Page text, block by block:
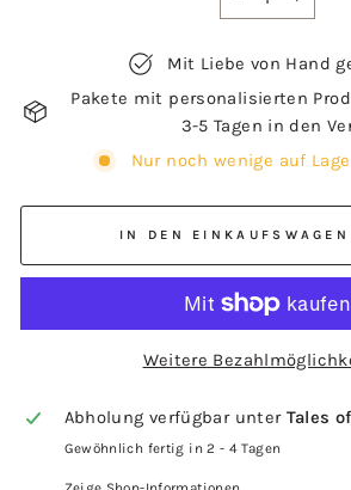
Mit Liebe von Hand
Pakete mit personalisierten
3-5 Tagen in den
Nur noch wenige auf
IN DEN EINKAUFSWAGEN
Weitere
Abholung verfügbar unter Tales
Gewöhnlich fertig in 2 - 4 Tagen